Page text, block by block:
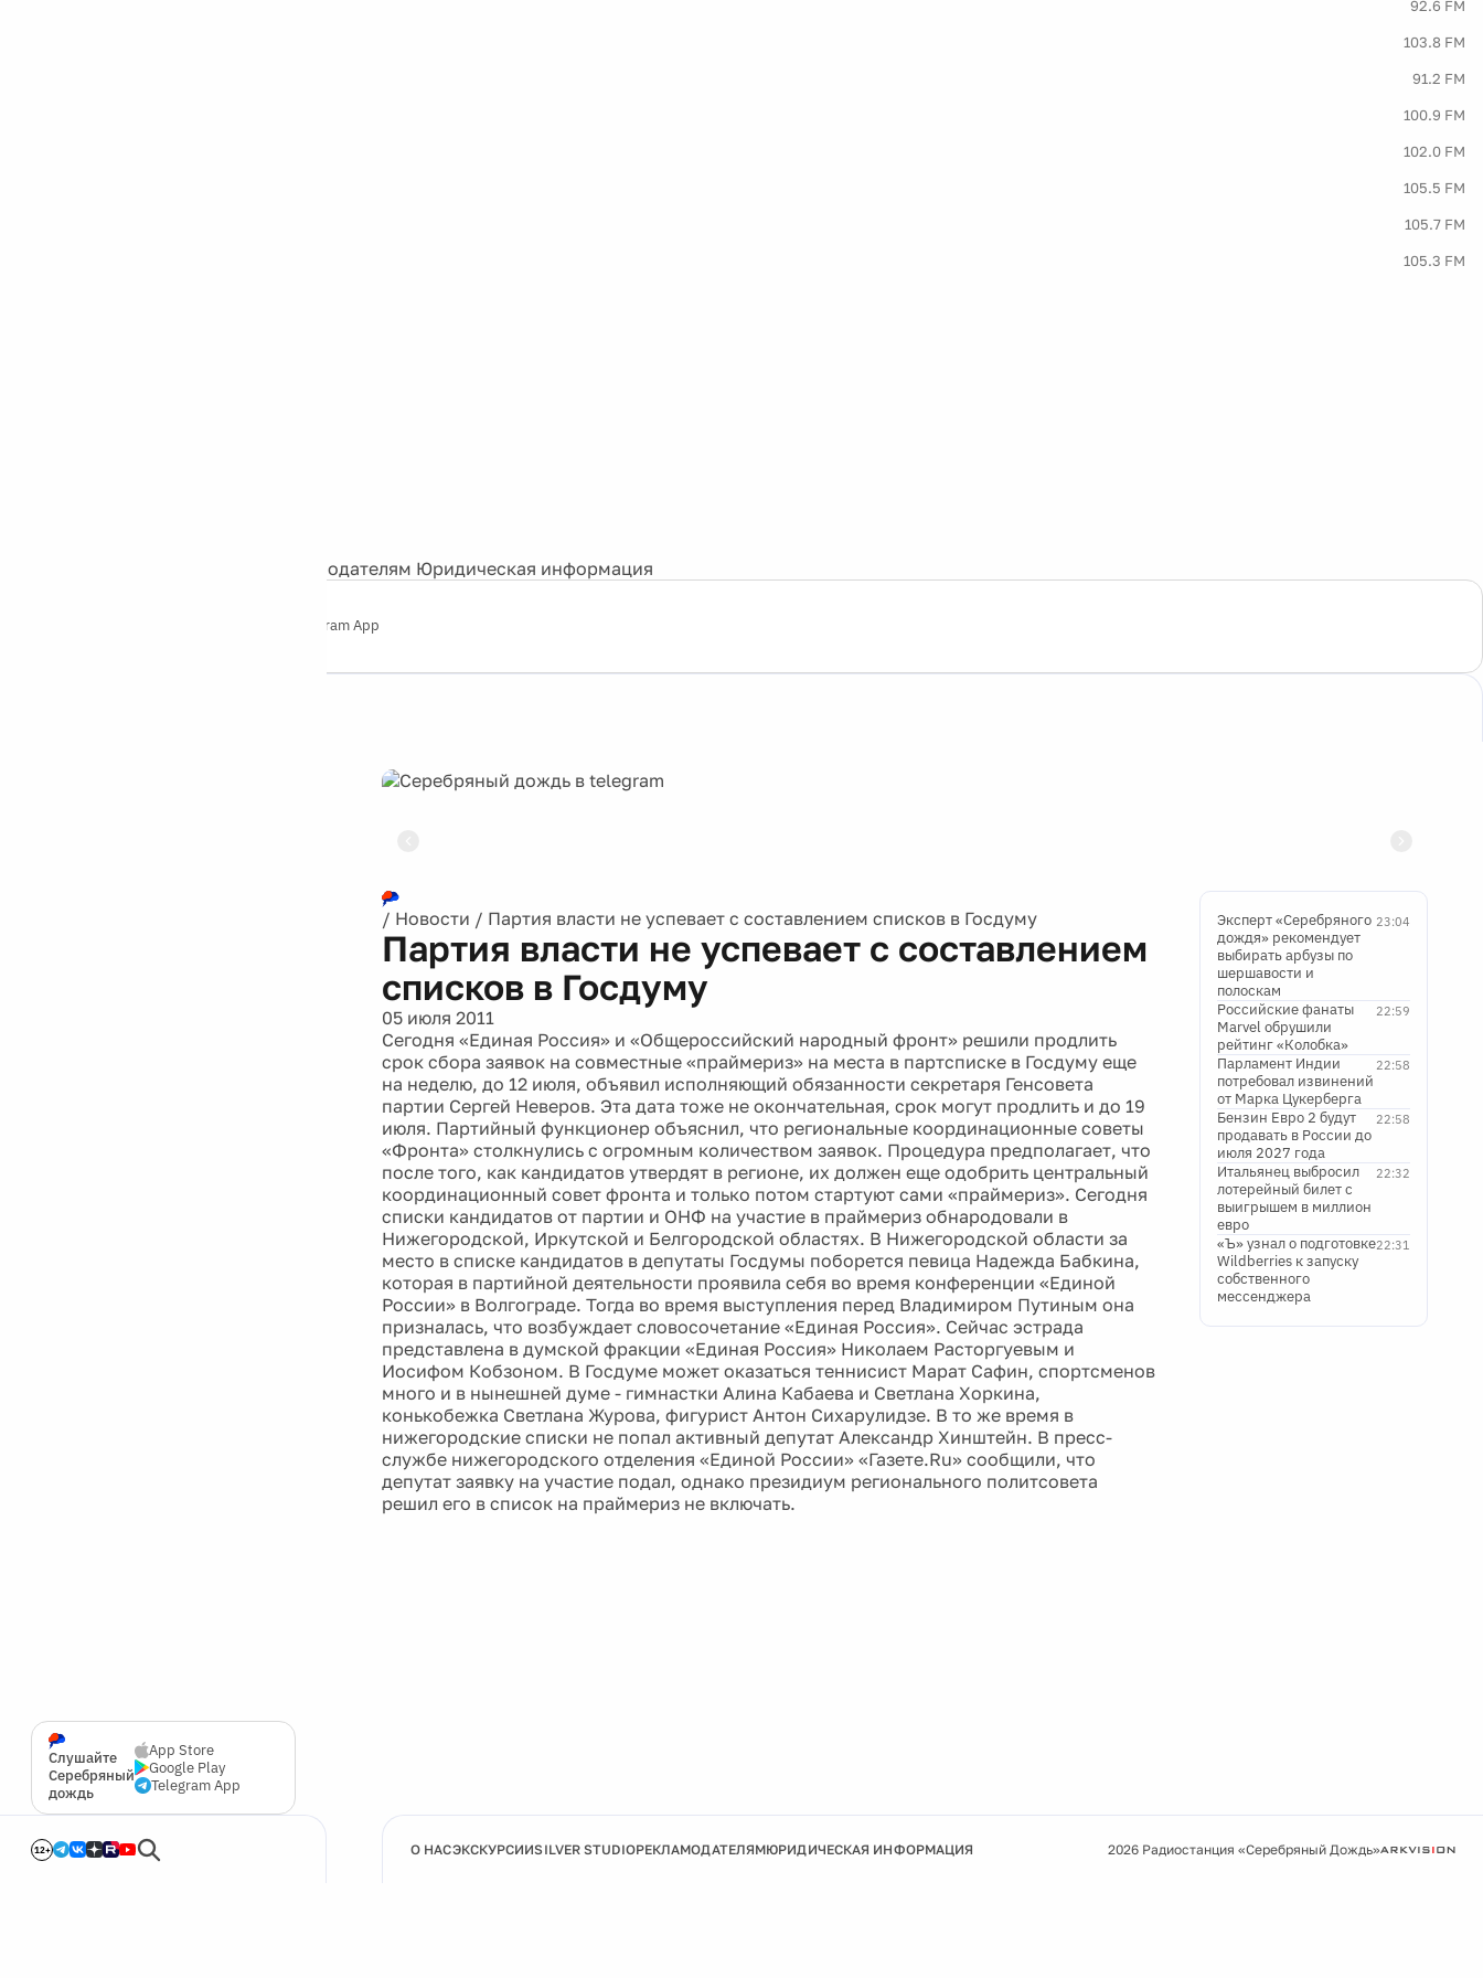
92.6 FM
103.8 FM
91.2 FM
100.9 FM
102.0 FM
105.5 FM
105.7 FM
105.3 FM
Рекламодателям Юридическая информация
Telegram App
Слушайте
Серебряный
дождь
App Store
Google Play
Telegram App
12+
/ Новости / Партия власти не успевает с составлением списков в Госдуму
Партия власти не успевает с составлением
списков в Госдуму
05 июля 2011
Сегодня «Единая Россия» и «Общероссийский народный фронт» решили продлить
срок сбора заявок на совместные «праймериз» на места в партсписке в Госдуму еще
на неделю, до 12 июля, объявил исполняющий обязанности секретаря Генсовета
партии Сергей Неверов. Эта дата тоже не окончательная, срок могут продлить и до 19
июля. Партийный функционер объяснил, что региональные координационные советы
«Фронта» столкнулись с огромным количеством заявок. Процедура предполагает, что
после того, как кандидатов утвердят в регионе, их должен еще одобрить центральный
координационный совет фронта и только потом стартуют сами «праймериз». Сегодня
списки кандидатов от партии и ОНФ на участие в праймериз обнародовали в
Нижегородской, Иркутской и Белгородской областях. В Нижегородской области за
место в списке кандидатов в депутаты Госдумы поборется певица Надежда Бабкина,
которая в партийной деятельности проявила себя во время конференции «Единой
России» в Волгограде. Тогда во время выступления перед Владимиром Путиным она
призналась, что возбуждает словосочетание «Единая Россия». Сейчас эстрада
представлена в думской фракции «Единая Россия» Николаем Расторгуевым и
Иосифом Кобзоном. В Госдуме может оказаться теннисист Марат Сафин, спортсменов
много и в нынешней думе - гимнастки Алина Кабаева и Светлана Хоркина,
конькобежка Светлана Журова, фигурист Антон Сихарулидзе. В то же время в
нижегородские списки не попал активный депутат Александр Хинштейн. В пресс-
службе нижегородского отделения «Единой России» «Газете.Ru» сообщили, что
депутат заявку на участие подал, однако президиум регионального политсовета
решил его в список на праймериз не включать.
23:04
Эксперт «Серебряного
дождя» рекомендует
выбирать арбузы по
шершавости и
полоскам
22:59
Российские фанаты
Marvel обрушили
рейтинг «Колобка»
22:58
Парламент Индии
потребовал извинений
от Марка Цукерберга
22:58
Бензин Евро 2 будут
продавать в России до
июля 2027 года
22:32
Итальянец выбросил
лотерейный билет с
выигрышем в миллион
евро
22:31
«Ъ» узнал о подготовке
Wildberries к запуску
собственного
мессенджера
О НАСЭКСКУРСИИSILVER STUDIOРЕКЛАМОДАТЕЛЯМЮРИДИЧЕСКАЯ ИНФОРМАЦИЯ 2026 Радиостанция «Серебряный Дождь»